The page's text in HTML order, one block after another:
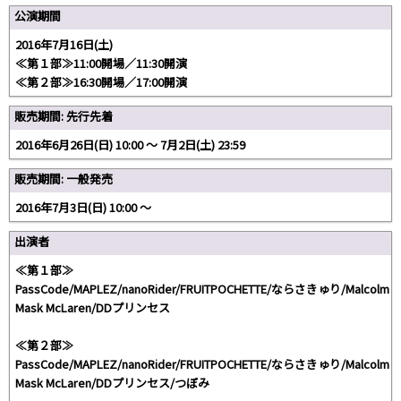
公演期間
2016年7月16日(土)
≪第１部≫11:00開場／11:30開演
≪第２部≫16:30開場／17:00開演
販売期間: 先行先着
2016年6月26日(日) 10:00 〜 7月2日(土) 23:59
販売期間: 一般発売
2016年7月3日(日) 10:00 ～
出演者
≪第１部≫
PassCode/MAPLEZ/nanoRider/FRUITPOCHETTE/ならさきゅり/Malcolm
Mask McLaren/DDプリンセス
≪第２部≫
PassCode/MAPLEZ/nanoRider/FRUITPOCHETTE/ならさきゅり/Malcolm
Mask McLaren/DDプリンセス/つぼみ